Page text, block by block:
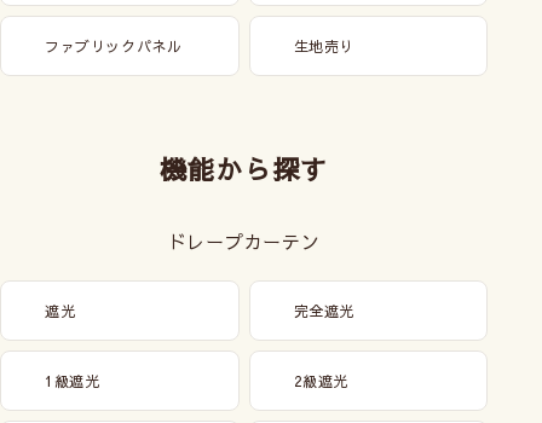
ファブリックパネル 生地売り
機能から探す
ドレープカーテン
遮光 完全遮光
1級遮光 2級遮光